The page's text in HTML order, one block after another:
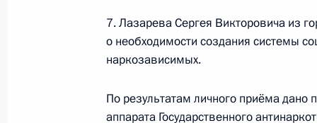
20 марта 2013 года
21 августа 2013 года, среда
7. Лазарева Сергея Викторовича из
о необходимости создания системы
наркозависимых.
По результатам личного приёма дано
аппарата Государственного